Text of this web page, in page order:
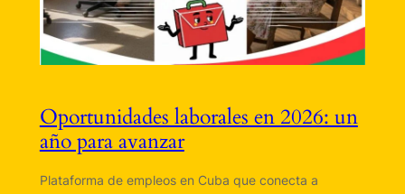
Oportunidades laborales en 2026: un
año para avanzar
Plataforma de empleos en Cuba que conecta a